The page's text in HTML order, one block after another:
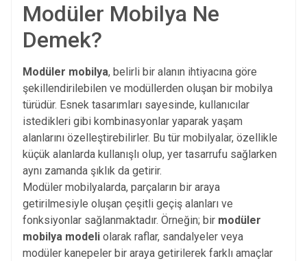
Modüler Mobilya Ne
Demek?
Modüler mobilya, belirli bir alanın ihtiyacına göre
şekillendirilebilen ve modüllerden oluşan bir mobilya
türüdür. Esnek tasarımları sayesinde, kullanıcılar
istedikleri gibi kombinasyonlar yaparak yaşam
alanlarını özelleştirebilirler. Bu tür mobilyalar, özellikle
küçük alanlarda kullanışlı olup, yer tasarrufu sağlarken
aynı zamanda şıklık da getirir.
Modüler mobilyalarda, parçaların bir araya
getirilmesiyle oluşan çeşitli geçiş alanları ve
fonksiyonlar sağlanmaktadır. Örneğin; bir modüler
mobilya modeli olarak raflar, sandalyeler veya
modüler kanepeler bir araya getirilerek farklı amaçlar